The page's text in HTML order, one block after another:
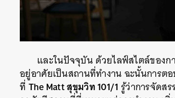
และในปัจจุบัน ด้วยไลฟ์สไตล์ของ
อยู่อาศัยเป็นสถานที่ทำงาน ฉะนั้นการต
ที่ The Matt สุขุมวิท 101/1 รู้ว่าการจัดส